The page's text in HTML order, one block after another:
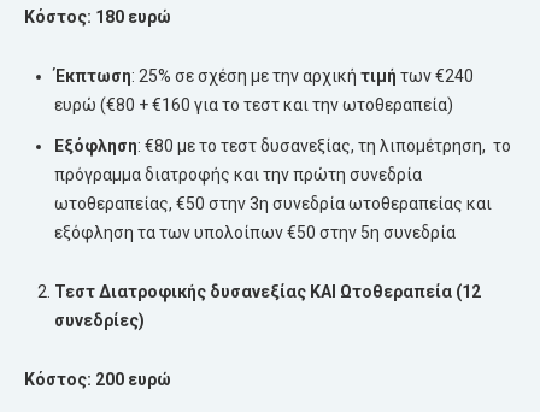
Κόστος: 180 ευρώ
Έκπτωση: 25% σε σχέση με την αρχική τιμή των €240
ευρώ (€80 + €160 για το τεστ και την ωτοθεραπεία)
Εξόφληση: €80 με το τεστ δυσανεξίας, τη λιπομέτρηση, το
πρόγραμμα διατροφής και την πρώτη συνεδρία
ωτοθεραπείας, €50 στην 3η συνεδρία ωτοθεραπείας και
εξόφληση τα των υπολοίπων €50 στην 5η συνεδρία
Τεστ Διατροφικής δυσανεξίας ΚΑΙ Ωτοθεραπεία (12
συνεδρίες)
Κόστος: 200 ευρώ